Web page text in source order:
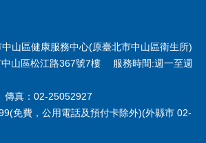
山區健康服務中心(原臺北市中山區衛生所)
山區松江路367號7樓 服務時間:週一至週
真：02-25052927
免費，公用電話及預付卡除外)(外縣市 02-